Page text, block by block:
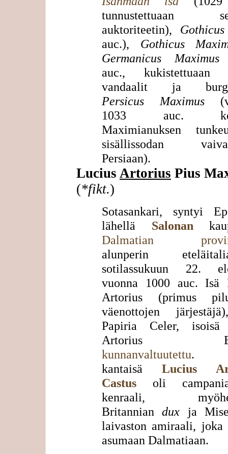
tunnustettuaan
auktoriteetin), Gothicus
auc.), Gothicus
Germanicus Maximus
auc., kukistettuaan
vandaalit ja
Persicus Maximus
1033 auc.
Maximianuksen
sisällissodan
Persiaan).
Lucius Artorius Pius
(*fikt.)
Sotasankari, syntyi
lähellä Salonan
Dalmatian
alunperin
sotilassukuun 22.
vuonna 1000 auc. Isä
Artorius (primus
väenottojen
Papiria Celer, isoisä
Artorius
kunnanvaltuutettu.
kantaisä Lucius
Castus oli
kenraali,
Britanniandux ja
laivaston amiraali, joka
asumaan Dalmatiaan.